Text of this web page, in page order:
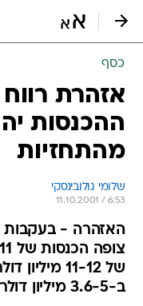
כסף
אזהרת
ההכנסות
מהתחזיות
שלומי גולובינסקי
11.10.2001 / 6:53
האזהרה - בעקבות
של 11-12
ב-3.6-5 מיליון דולר